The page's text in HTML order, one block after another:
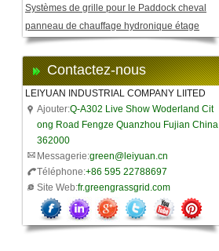
Systèmes de grille pour le Paddock cheval
panneau de chauffage hydronique étage
Contactez-nous
LEIYUAN INDUSTRIAL COMPANY LIITED
Ajouter:Q-A302 Live Show Woderland Cit
ong Road Fengze Quanzhou Fujian China
362000
Messagerie:green@leiyuan.cn
Téléphone:+86 595 22788697
Site Web:fr.greengrassgrid.com